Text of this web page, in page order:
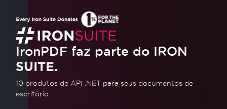
IronPDF faz parte do IRON
SUITE.
10 produtos de API .NET para seus documentos de
escritório